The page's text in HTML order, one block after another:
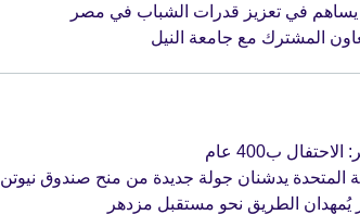
يساهم في تعزيز قدرات الشباب في مصر
المشترك مع جامعة النيل
ب400 عام
المتحدة يدشنان جولة جديدة من منح صندوق نيوتن
يُمهدان الطريق نحو مستقبل مزدهر